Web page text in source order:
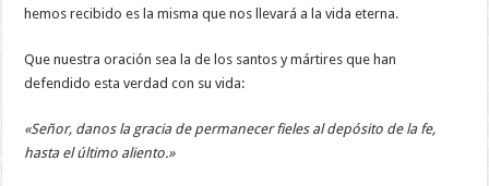
hemos recibido es la misma que nos llevará a la vida eterna.
Que nuestra oración sea la de los santos y mártires que han
defendido esta verdad con su vida:
«Señor, danos la gracia de permanecer fieles al depósito de la fe,
hasta el último aliento.»